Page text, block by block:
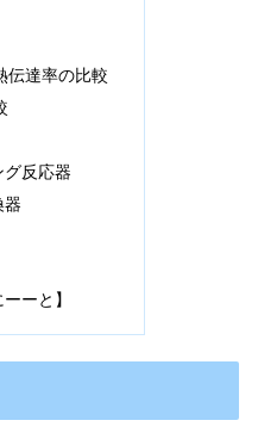
伝達率の比較
グ反応器
器
ーと】